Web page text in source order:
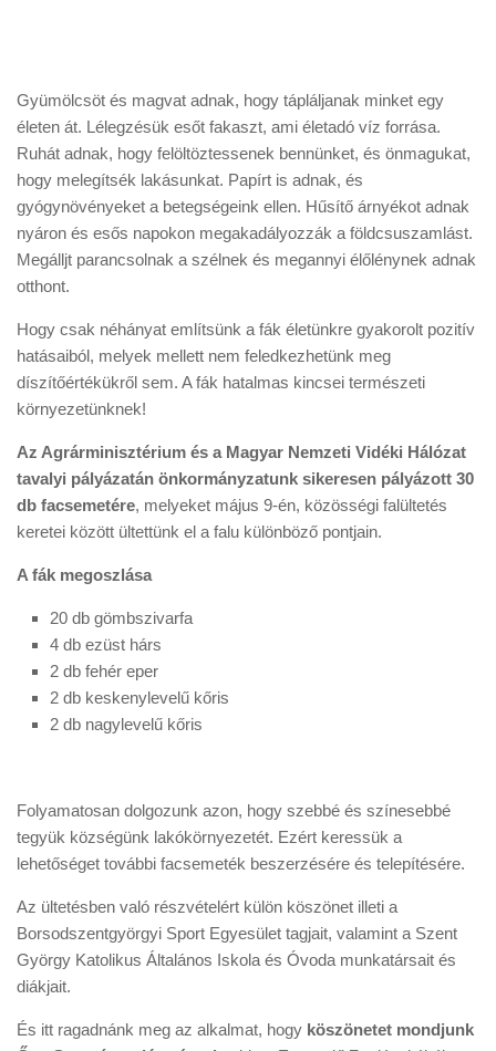
Gyümölcsöt és magvat adnak, hogy tápláljanak minket egy
életen át. Lélegzésük esőt fakaszt, ami életadó víz forrása.
Ruhát adnak, hogy felöltöztessenek bennünket, és önmagukat,
hogy melegítsék lakásunkat. Papírt is adnak, és
gyógynövényeket a betegségeink ellen. Hűsítő árnyékot adnak
nyáron és esős napokon megakadályozzák a földcsuszamlást.
Megálljt parancsolnak a szélnek és megannyi élőlénynek adnak
otthont.
Hogy csak néhányat említsünk a fák életünkre gyakorolt pozitív
hatásaiból, melyek mellett nem feledkezhetünk meg
díszítőértékükről sem. A fák hatalmas kincsei természeti
környezetünknek!
Az Agrárminisztérium és a Magyar Nemzeti Vidéki Hálózat
tavalyi pályázatán önkormányzatunk sikeresen pályázott 30
db facsemetére, melyeket május 9-én, közösségi falültetés
keretei között ültettünk el a falu különböző pontjain.
A fák megoszlása
20 db gömbszivarfa
4 db ezüst hárs
2 db fehér eper
2 db keskenylevelű kőris
2 db nagylevelű kőris
Folyamatosan dolgozunk azon, hogy szebbé és színesebbé
tegyük községünk lakókörnyezetét. Ezért keressük a
lehetőséget további facsemeték beszerzésére és telepítésére.
Az ültetésben való részvételért külön köszönet illeti a
Borsodszentgyörgyi Sport Egyesület tagjait, valamint a Szent
György Katolikus Általános Iskola és Óvoda munkatársait és
diákjait.
És itt ragadnánk meg az alkalmat, hogy köszönetet mondjunk